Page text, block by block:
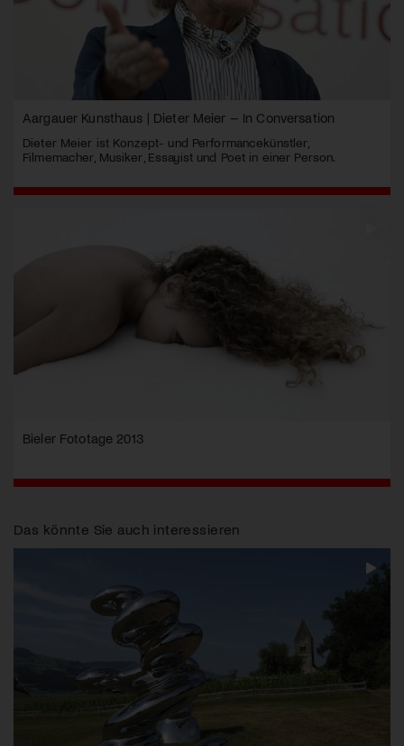
Aargauer Kunsthaus | Dieter Meier – In Conversation
Dieter Meier ist Konzept- und Performancekünstler,
Filmemacher, Musiker, Essayist und Poet in einer Person.
Bieler Fototage 2013
Das könnte Sie auch interessieren